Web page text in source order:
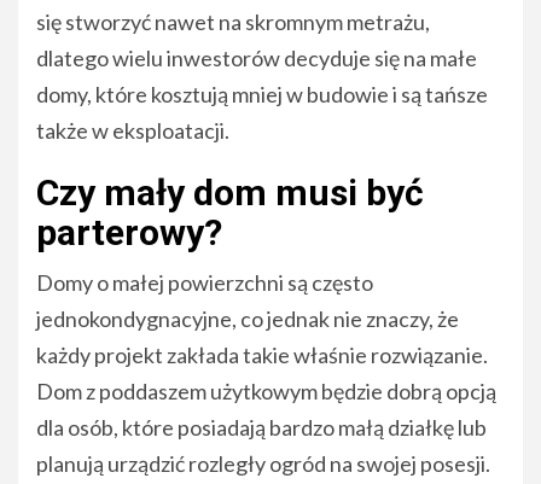
się stworzyć nawet na skromnym metrażu,
dlatego wielu inwestorów decyduje się na małe
domy, które kosztują mniej w budowie i są tańsze
także w eksploatacji.
Czy mały dom musi być
parterowy?
Domy o małej powierzchni są często
jednokondygnacyjne, co jednak nie znaczy, że
każdy projekt zakłada takie właśnie rozwiązanie.
Dom z poddaszem użytkowym będzie dobrą opcją
dla osób, które posiadają bardzo małą działkę lub
planują urządzić rozległy ogród na swojej posesji.